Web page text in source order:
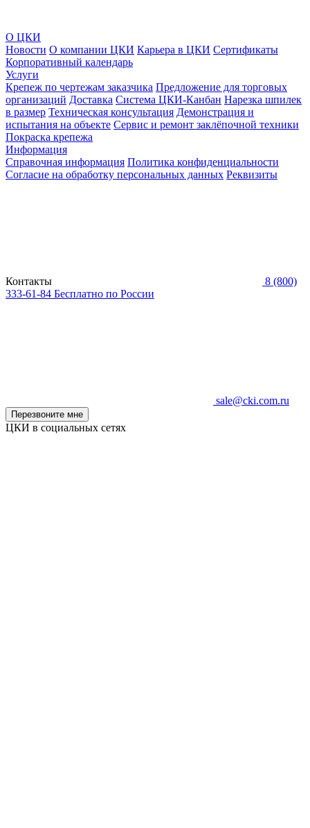
О ЦКИ
Новости О компании ЦКИ Карьера в ЦКИ Сертификаты
Корпоративный календарь
Услуги
Крепеж по чертежам заказчика Предложение для торговых
организаций Доставка Система ЦКИ-Канбан Нарезка шпилек
в размер Техническая консультация Демонстрация и
испытания на объекте Сервис и ремонт заклёпочной техники
Покраска крепежа
Информация
Справочная информация Политика конфиденциальности
Согласие на обработку персональных данных Реквизиты
Контакты
8 (800)
333-61-84 Бесплатно по России
sale@cki.com.ru
Перезвоните мне
ЦКИ в социальных сетях